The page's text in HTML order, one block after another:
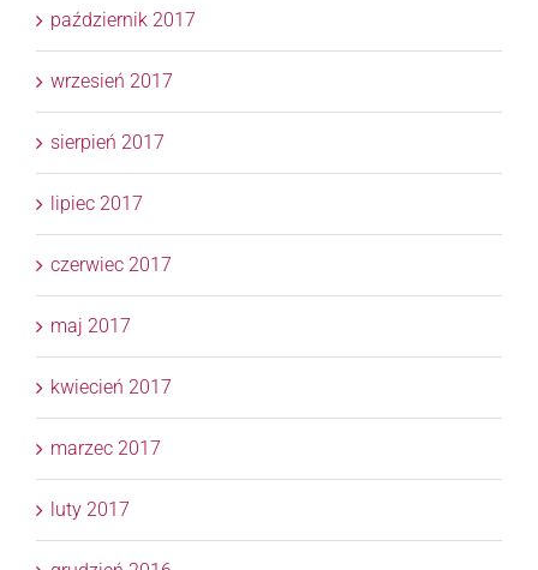
październik 2017
wrzesień 2017
sierpień 2017
lipiec 2017
czerwiec 2017
maj 2017
kwiecień 2017
marzec 2017
luty 2017